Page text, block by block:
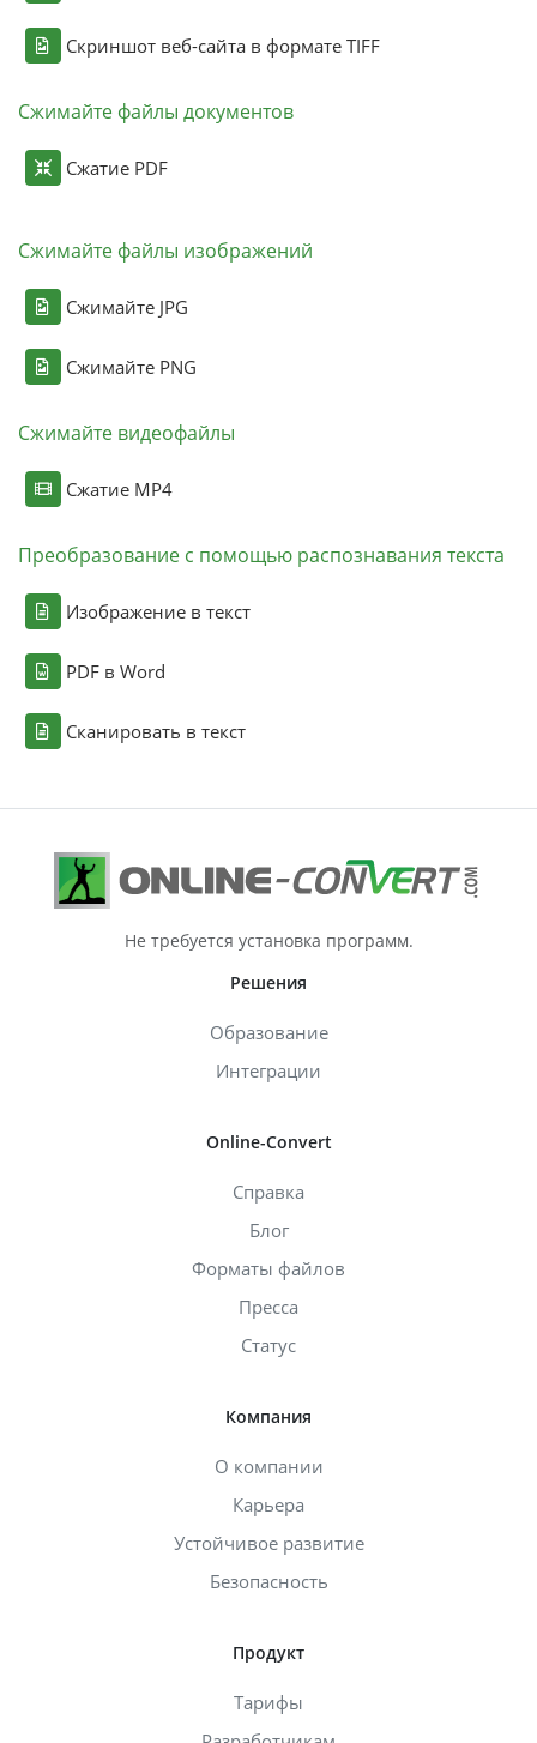
Скриншот веб-сайта в формате TIFF
Сжимайте файлы документов
Сжатие PDF
Сжимайте файлы изображений
Сжимайте JPG
Сжимайте PNG
Сжимайте видеофайлы
Сжатие MP4
Преобразование с помощью распознавания текста
Изображение в текст
PDF в Word
Сканировать в текст
Не требуется установка программ.
Решения
Образование
Интеграции
Online-Convert
Справка
Блог
Форматы файлов
Пресса
Статус
Компания
О компании
Карьера
Устойчивое развитие
Безопасность
Продукт
Тарифы